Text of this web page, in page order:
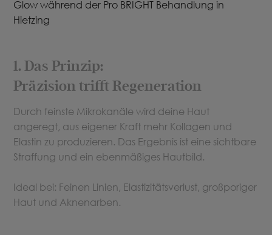
1. Das Prinzip:
Präzision trifft Regeneration
Durch feinste Mikrokanäle wird deine Haut
angeregt, aus eigener Kraft mehr Kollagen und
Elastin zu produzieren. Das Ergebnis ist eine sichtbare
Straffung und ein ebenmäßiges Hautbild.
Ideal bei: Feinen Linien, Elastizitätsverlust, großporiger
Haut und Aknenarben.